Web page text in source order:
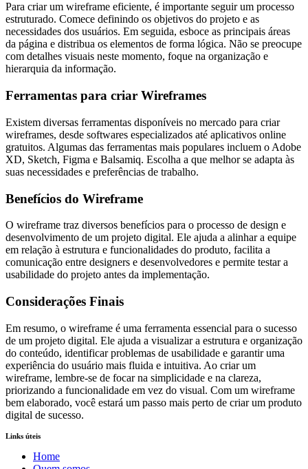
Para criar um wireframe eficiente, é importante seguir um processo
estruturado. Comece definindo os objetivos do projeto e as
necessidades dos usuários. Em seguida, esboce as principais áreas
da página e distribua os elementos de forma lógica. Não se preocupe
com detalhes visuais neste momento, foque na organização e
hierarquia da informação.
Ferramentas para criar Wireframes
Existem diversas ferramentas disponíveis no mercado para criar
wireframes, desde softwares especializados até aplicativos online
gratuitos. Algumas das ferramentas mais populares incluem o Adobe
XD, Sketch, Figma e Balsamiq. Escolha a que melhor se adapta às
suas necessidades e preferências de trabalho.
Benefícios do Wireframe
O wireframe traz diversos benefícios para o processo de design e
desenvolvimento de um projeto digital. Ele ajuda a alinhar a equipe
em relação à estrutura e funcionalidades do produto, facilita a
comunicação entre designers e desenvolvedores e permite testar a
usabilidade do projeto antes da implementação.
Considerações Finais
Em resumo, o wireframe é uma ferramenta essencial para o sucesso
de um projeto digital. Ele ajuda a visualizar a estrutura e organização
do conteúdo, identificar problemas de usabilidade e garantir uma
experiência do usuário mais fluida e intuitiva. Ao criar um
wireframe, lembre-se de focar na simplicidade e na clareza,
priorizando a funcionalidade em vez do visual. Com um wireframe
bem elaborado, você estará um passo mais perto de criar um produto
digital de sucesso.
Links úteis
Home